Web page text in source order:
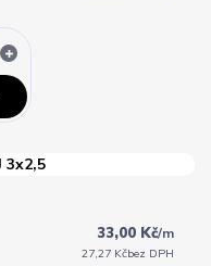
33,00 Kč/m
27,27 Kčbez DPH